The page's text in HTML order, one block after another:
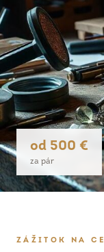
od 500 €
za pár
ZÁŽITOK NA